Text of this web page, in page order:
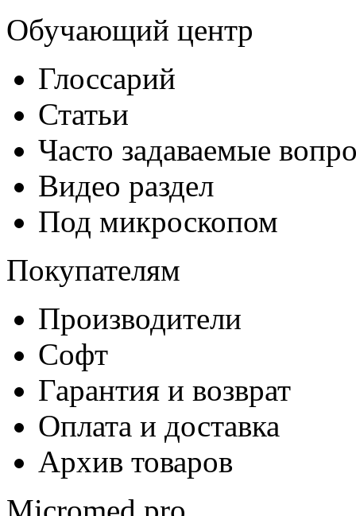
Обучающий центр
Глоссарий
Статьи
Часто задаваемые
Видео раздел
Под микроскопом
Покупателям
Производители
Софт
Гарантия и возврат
Оплата и доставка
Архив товаров